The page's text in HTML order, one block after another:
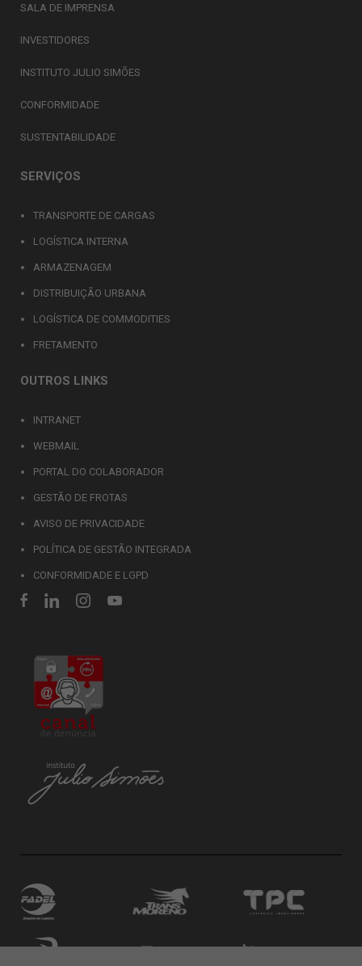
SALA DE IMPRENSA
INVESTIDORES
INSTITUTO JULIO SIMÕES
CONFORMIDADE
SUSTENTABILIDADE
SERVIÇOS
TRANSPORTE DE CARGAS
LOGÍSTICA INTERNA
ARMAZENAGEM
DISTRIBUIÇÃO URBANA
LOGÍSTICA DE COMMODITIES
FRETAMENTO
OUTROS LINKS
INTRANET
WEBMAIL
PORTAL DO COLABORADOR
GESTÃO DE FROTAS
AVISO DE PRIVACIDADE
POLÍTICA DE GESTÃO INTEGRADA
CONFORMIDADE E LGPD